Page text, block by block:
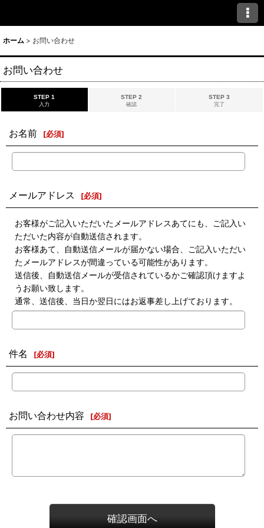
ホーム > お問い合わせ
お問い合わせ
STEP 1
入力
STEP 2
確認
STEP 3
完了
お名前 [必須]
メールアドレス [必須]
お客様がご記入いただいたメールアドレスあてにも、ご記入い
ただいた内容が自動送信されます。
お客様あて、自動送信メールが届かない場合、ご記入いただい
たメールアドレスが間違っている可能性があります。
送信後、自動送信メールが受信されているかご確認頂けますよ
うお願い致します。
通常、送信後、当日か翌日にはお返事差し上げております。
件名 [必須]
お問い合わせ内容 [必須]
確認画面へ